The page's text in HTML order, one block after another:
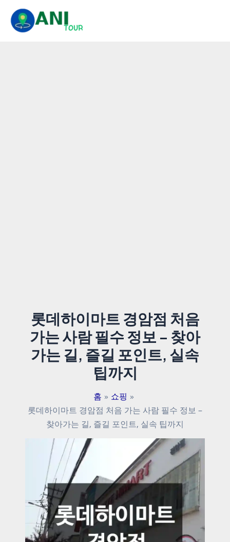
롯데하이마트 경암점 처음
가는 사람 필수 정보 – 찾아
가는 길, 즐길 포인트, 실속
팁까지
홈
쇼핑
롯데하이마트 경암점 처음 가는 사람 필수 정보 –
찾아가는 길, 즐길 포인트, 실속 팁까지